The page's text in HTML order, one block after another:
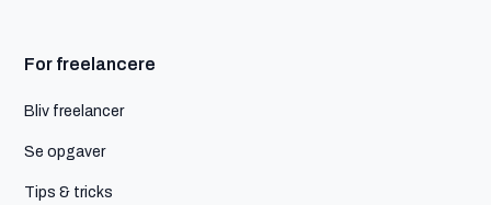
For freelancere
Bliv freelancer
Se opgaver
Tips & tricks